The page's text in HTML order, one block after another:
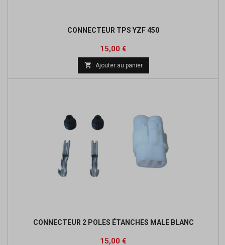
CONNECTEUR TPS YZF 450
Prix
15,00 €
 Ajouter au panier
CONNECTEUR 2 POLES ÉTANCHES MALE BLANC
Prix
15,00 €